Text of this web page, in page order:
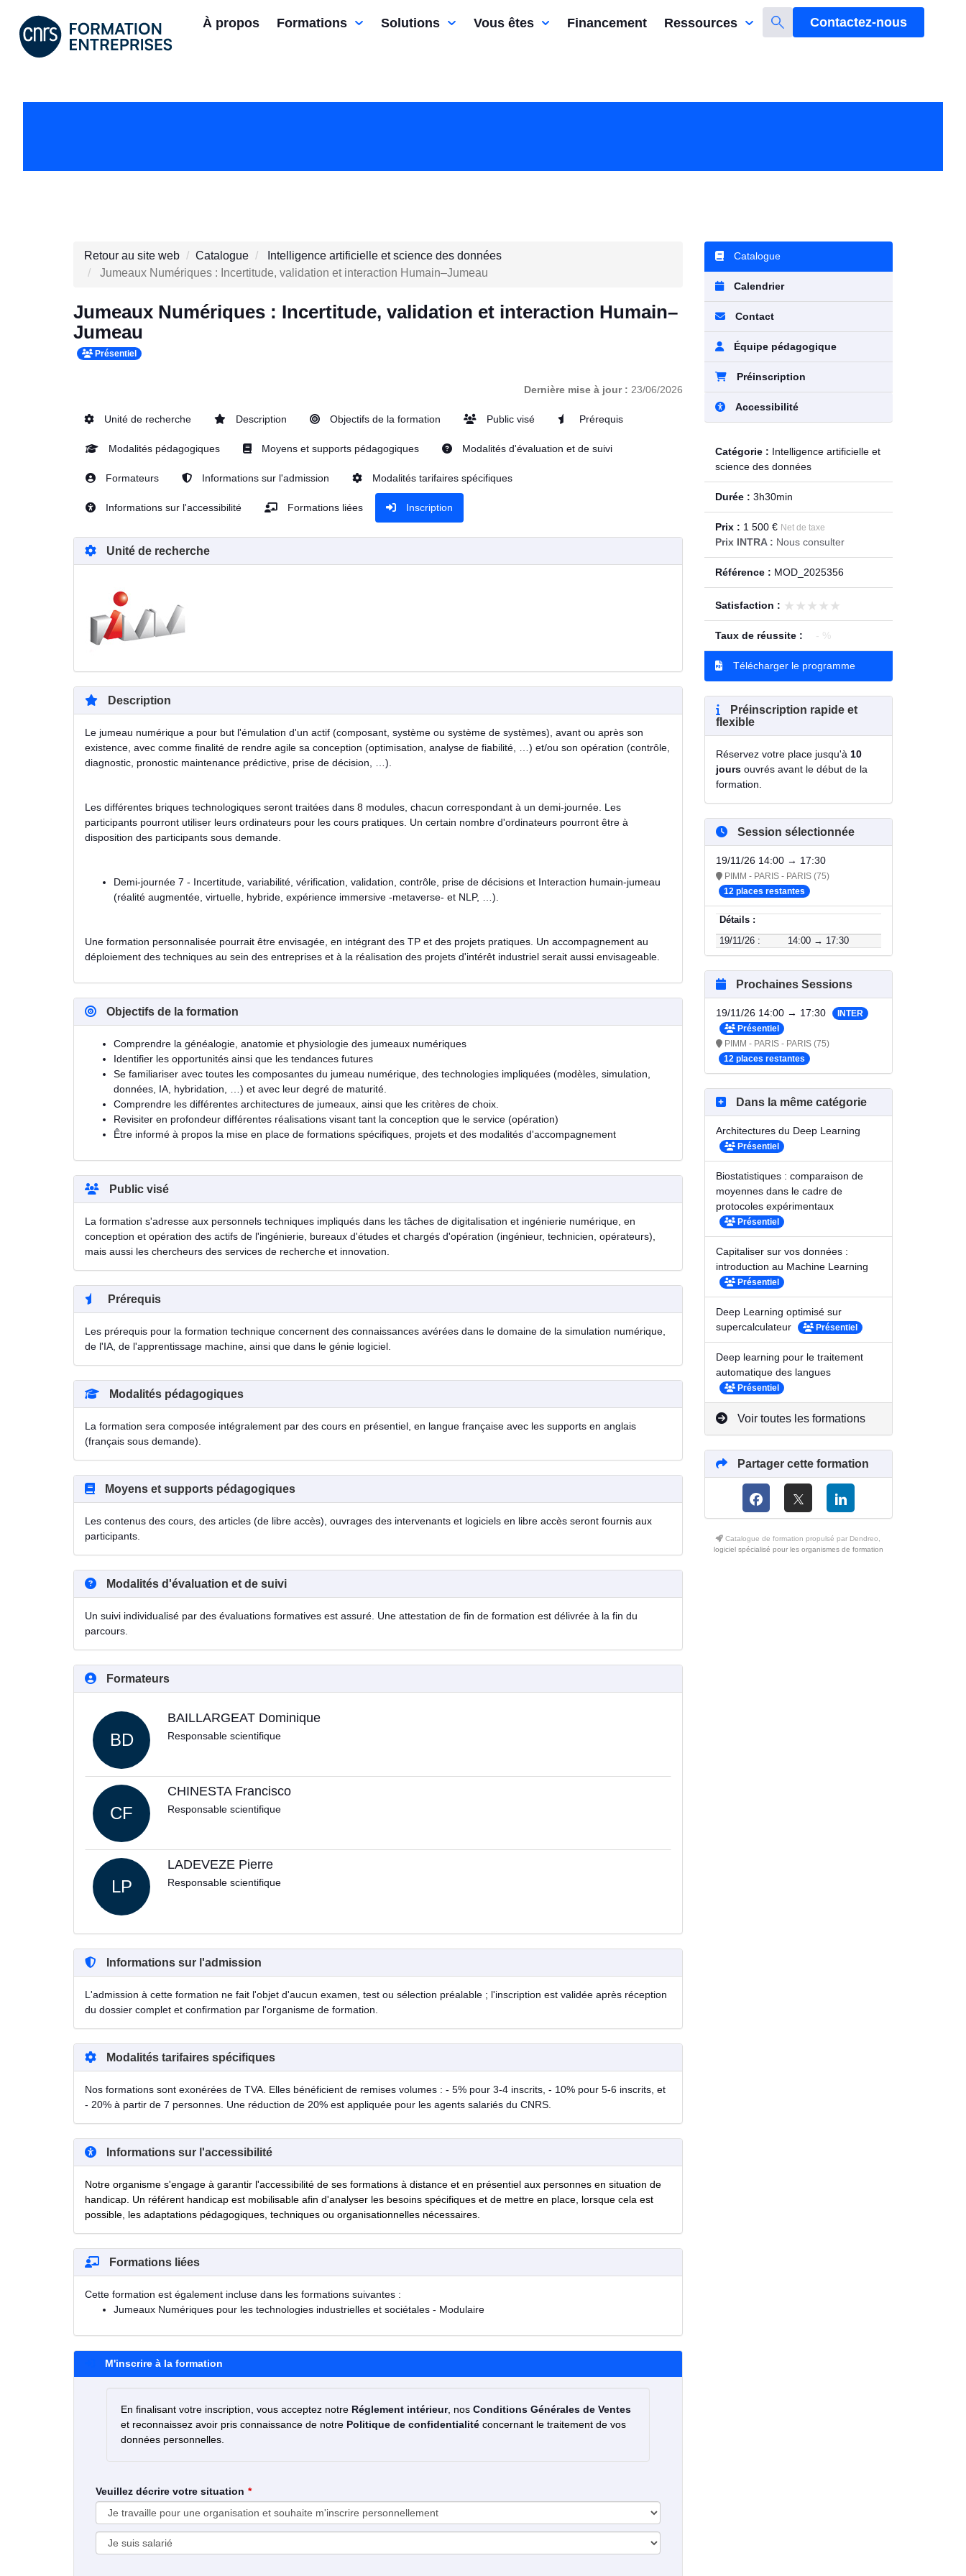
À propos Formations Solutions Vous êtes Financement Ressources Contactez-nous
Retour au site web Catalogue
Intelligence artificielle et science des données
Jumeaux Numériques : Incertitude, validation et interaction Humain–Jumeau
Jumeaux Numériques : Incertitude, validation et interaction Humain–
Jumeau
Présentiel
Dernière mise à jour : 23/06/2026
Unité de recherche Description Objectifs de la formation Public visé Prérequis
Modalités pédagogiques Moyens et supports pédagogiques Modalités d'évaluation et de suivi
Formateurs Informations sur l'admission Modalités tarifaires spécifiques
Informations sur l'accessibilité Formations liées Inscription
Unité de recherche
Description
Le jumeau numérique a pour but l'émulation d'un actif (composant, système ou système de systèmes), avant ou après son
existence, avec comme finalité de rendre agile sa conception (optimisation, analyse de fiabilité, …) et/ou son opération (contrôle,
diagnostic, pronostic maintenance prédictive, prise de décision, …).
Les différentes briques technologiques seront traitées dans 8 modules, chacun correspondant à un demi-journée. Les
participants pourront utiliser leurs ordinateurs pour les cours pratiques. Un certain nombre d'ordinateurs pourront être à
disposition des participants sous demande.
Demi-journée 7 - Incertitude, variabilité, vérification, validation, contrôle, prise de décisions et Interaction humain-jumeau
(réalité augmentée, virtuelle, hybride, expérience immersive -metaverse- et NLP, …).
Une formation personnalisée pourrait être envisagée, en intégrant des TP et des projets pratiques. Un accompagnement au
déploiement des techniques au sein des entreprises et à la réalisation des projets d'intérêt industriel serait aussi envisageable.
Objectifs de la formation
Comprendre la généalogie, anatomie et physiologie des jumeaux numériques
Identifier les opportunités ainsi que les tendances futures
Se familiariser avec toutes les composantes du jumeau numérique, des technologies impliquées (modèles, simulation,
données, IA, hybridation, …) et avec leur degré de maturité.
Comprendre les différentes architectures de jumeaux, ainsi que les critères de choix.
Revisiter en profondeur différentes réalisations visant tant la conception que le service (opération)
Être informé à propos la mise en place de formations spécifiques, projets et des modalités d'accompagnement
Public visé
La formation s'adresse aux personnels techniques impliqués dans les tâches de digitalisation et ingénierie numérique, en
conception et opération des actifs de l'ingénierie, bureaux d'études et chargés d'opération (ingénieur, technicien, opérateurs),
mais aussi les chercheurs des services de recherche et innovation.
Prérequis
Les prérequis pour la formation technique concernent des connaissances avérées dans le domaine de la simulation numérique,
de l'IA, de l'apprentissage machine, ainsi que dans le génie logiciel.
Modalités pédagogiques
La formation sera composée intégralement par des cours en présentiel, en langue française avec les supports en anglais
(français sous demande).
Moyens et supports pédagogiques
Les contenus des cours, des articles (de libre accès), ouvrages des intervenants et logiciels en libre accès seront fournis aux
participants.
Modalités d'évaluation et de suivi
Un suivi individualisé par des évaluations formatives est assuré. Une attestation de fin de formation est délivrée à la fin du
parcours.
Formateurs
BD
BAILLARGEAT Dominique
Responsable scientifique
CF
CHINESTA Francisco
Responsable scientifique
LP
LADEVEZE Pierre
Responsable scientifique
Informations sur l'admission
L'admission à cette formation ne fait l'objet d'aucun examen, test ou sélection préalable ; l'inscription est validée après réception
du dossier complet et confirmation par l'organisme de formation.
Modalités tarifaires spécifiques
Nos formations sont exonérées de TVA. Elles bénéficient de remises volumes : - 5% pour 3-4 inscrits, - 10% pour 5-6 inscrits, et
- 20% à partir de 7 personnes. Une réduction de 20% est appliquée pour les agents salariés du CNRS.
Informations sur l'accessibilité
Notre organisme s'engage à garantir l'accessibilité de ses formations à distance et en présentiel aux personnes en situation de
handicap. Un référent handicap est mobilisable afin d'analyser les besoins spécifiques et de mettre en place, lorsque cela est
possible, les adaptations pédagogiques, techniques ou organisationnelles nécessaires.
Formations liées
Cette formation est également incluse dans les formations suivantes :
Jumeaux Numériques pour les technologies industrielles et sociétales - Modulaire
M'inscrire à la formation
En finalisant votre inscription, vous acceptez notre Réglement intérieur, nos Conditions Générales de Ventes
et reconnaissez avoir pris connaissance de notre Politique de confidentialité concernant le traitement de vos
données personnelles.
Veuillez décrire votre situation
Catalogue
Calendrier
Contact
Équipe pédagogique
Préinscription
Accessibilité
Catégorie : Intelligence artificielle et
science des données
Durée : 3h30min
Prix : 1 500 € Net de taxe
Prix INTRA : Nous consulter
Référence : MOD_2025356
Satisfaction : ★★★★★
★★★★★
Taux de réussite : - %
Télécharger le programme
Préinscription rapide et
flexible
Réservez votre place jusqu'à 10
joursouvrés avant le début de la
formation.
Session sélectionnée
19/11/26 14:00 → 17:30
PIMM - PARIS - PARIS (75)
12 places restantes
Détails :
19/11/26 : 14:00 → 17:30
Prochaines Sessions
19/11/26 14:00 → 17:30
INTER
Présentiel
PIMM - PARIS - PARIS (75)
12 places restantes
Dans la même catégorie
Architectures du Deep Learning
Présentiel
Biostatistiques : comparaison de
moyennes dans le cadre de
protocoles expérimentaux
Présentiel
Capitaliser sur vos données :
introduction au Machine Learning
Présentiel
Deep Learning optimisé sur
supercalculateur
Présentiel
Deep learning pour le traitement
automatique des langues
Présentiel
Voir toutes les formations
Partager cette formation
Catalogue de formation propulsé par Dendreo,
logiciel spécialisé pour les organismes de formation